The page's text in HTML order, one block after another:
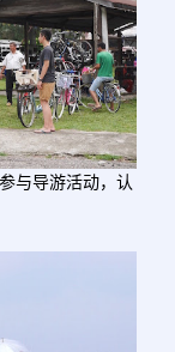
与导游活动，认